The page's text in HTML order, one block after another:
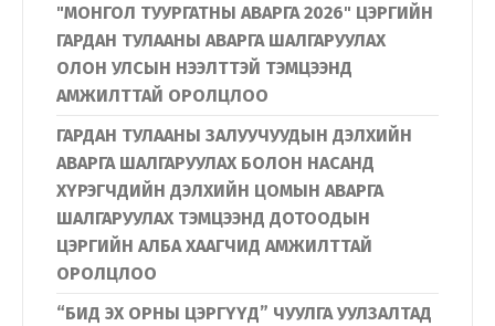
"МОНГОЛ ТУУРГАТНЫ АВАРГА 2026" ЦЭРГИЙН
ГАРДАН ТУЛААНЫ АВАРГА ШАЛГАРУУЛАХ
ОЛОН УЛСЫН НЭЭЛТТЭЙ ТЭМЦЭЭНД
АМЖИЛТТАЙ ОРОЛЦЛОО
ГАРДАН ТУЛААНЫ ЗАЛУУЧУУДЫН ДЭЛХИЙН
АВАРГА ШАЛГАРУУЛАХ БОЛОН НАСАНД
ХҮРЭГЧДИЙН ДЭЛХИЙН ЦОМЫН АВАРГА
ШАЛГАРУУЛАХ ТЭМЦЭЭНД ДОТООДЫН
ЦЭРГИЙН АЛБА ХААГЧИД АМЖИЛТТАЙ
ОРОЛЦЛОО
“БИД ЭХ ОРНЫ ЦЭРГҮҮД” ЧУУЛГА УУЛЗАЛТАД